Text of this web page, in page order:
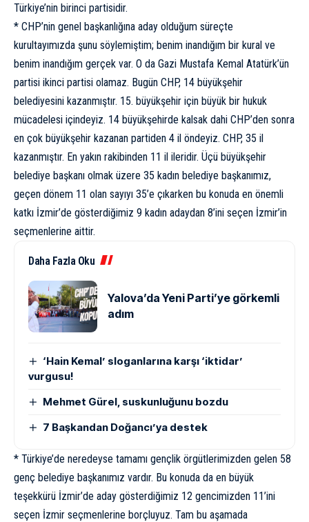
Türkiye’nin birinci partisidir.
* CHP’nin genel başkanlığına aday olduğum süreçte
kurultayımızda şunu söylemiştim; benim inandığım bir kural ve
benim inandığım gerçek var. O da Gazi Mustafa Kemal Atatürk’ün
partisi ikinci partisi olamaz. Bugün CHP, 14 büyükşehir
belediyesini kazanmıştır. 15. büyükşehir için büyük bir hukuk
mücadelesi içindeyiz. 14 büyükşehirde kalsak dahi CHP’den sonra
en çok büyükşehir kazanan partiden 4 il öndeyiz. CHP, 35 il
kazanmıştır. En yakın rakibinden 11 il ileridir. Üçü büyükşehir
belediye başkanı olmak üzere 35 kadın belediye başkanımız,
geçen dönem 11 olan sayıyı 35’e çıkarken bu konuda en önemli
katkı İzmir’de gösterdiğimiz 9 kadın adaydan 8’ini seçen İzmir’in
seçmenlerine aittir.
Daha Fazla Oku
Yalova’da Yeni Parti’ye görkemli
adım
‘Hain Kemal’ sloganlarına karşı ‘iktidar’
vurgusu!
Mehmet Gürel, suskunluğunu bozdu
7 Başkandan Doğancı’ya destek
* Türkiye’de neredeyse tamamı gençlik örgütlerimizden gelen 58
genç belediye başkanımız vardır. Bu konuda da en büyük
teşekkürü İzmir’de aday gösterdiğimiz 12 gencimizden 11’ini
seçen İzmir seçmenlerine borçluyuz. Tam bu aşamada